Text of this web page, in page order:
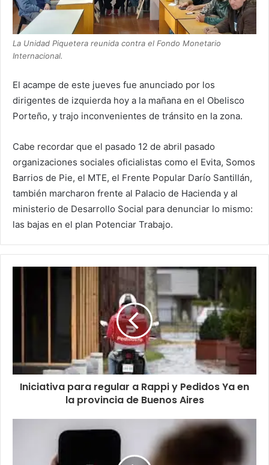
La Unidad Piquetera reunida contra el Fondo Monetario
Internacional.
El acampe de este jueves fue anunciado por los
dirigentes de izquierda hoy a la mañana en el Obelisco
Porteño, y trajo inconvenientes de tránsito en la zona.
Cabe recordar que el pasado 12 de abril pasado
organizaciones sociales oficialistas como el Evita, Somos
Barrios de Pie, el MTE, el Frente Popular Darío Santillán,
también marcharon frente al Palacio de Hacienda y al
ministerio de Desarrollo Social para denunciar lo mismo:
las bajas en el plan Potenciar Trabajo.
Iniciativa para regular a Rappi y Pedidos Ya en
la provincia de Buenos Aires